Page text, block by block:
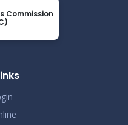
টার্মের সেমিস্টার পরীক্ষার সময়সূচী
Commission